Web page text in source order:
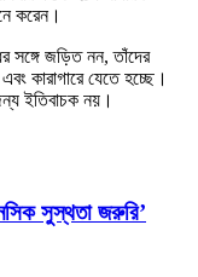
করেন।
সঙ্গে জড়িত নন, তাঁদের
কারাগারে যেতে হচ্ছে।
ইতিবাচক নয়।
সুস্থতা জরুরি’